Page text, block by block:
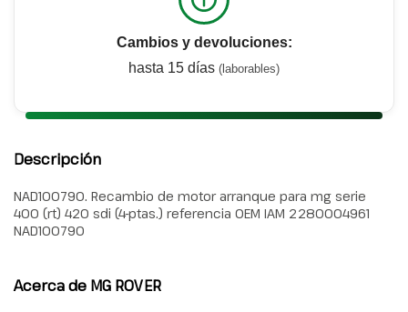
Cambios y devoluciones:
hasta 15 días (laborables)
Descripción
NAD100790. Recambio de motor arranque para mg serie
400 (rt) 420 sdi (4-ptas.) referencia OEM IAM 2280004961
NAD100790
Acerca de MG ROVER